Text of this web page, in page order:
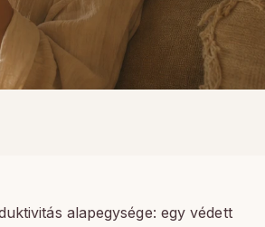
alapegysége: egy védett